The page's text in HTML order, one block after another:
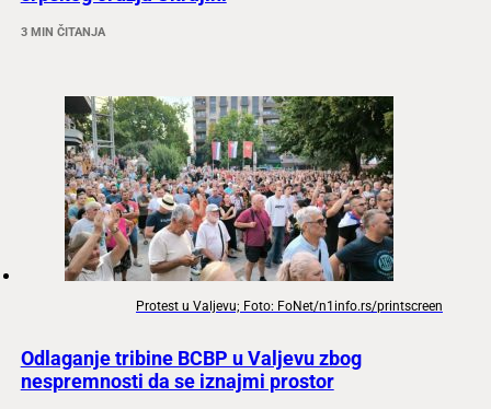
3 MIN ČITANJA
Protest u Valjevu; Foto: FoNet/n1info.rs/printscreen
Odlaganje tribine BCBP u Valjevu zbog
nespremnosti da se iznajmi prostor